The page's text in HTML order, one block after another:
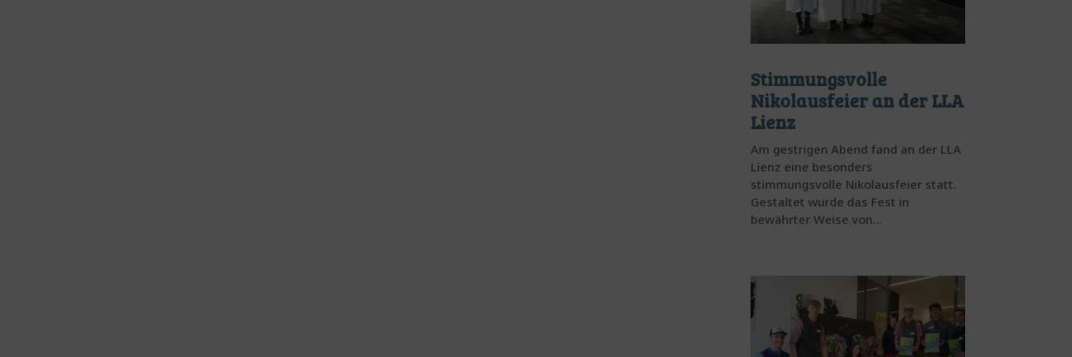
Stimmungsvolle
Nikolausfeier an der LLA
Lienz
Am gestrigen Abend fand an der LLA
Lienz eine besonders
stimmungsvolle Nikolausfeier statt.
Gestaltet wurde das Fest in
bewährter Weise von...